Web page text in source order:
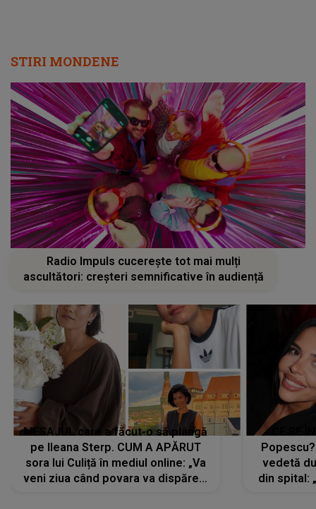
STIRI MONDENE
Radio Impuls cucerește tot mai mulți
ascultători: creșteri semnificative în audiență
MESAJUL care a făcut-o să plângă
pe Ileana Sterp. CUM A APĂRUT
sora lui Culiță în mediul online: „Va
veni ziua când povara va dispărea,
vedetă
din spital: